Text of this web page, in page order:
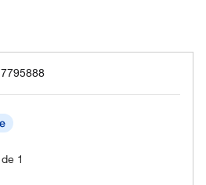
1